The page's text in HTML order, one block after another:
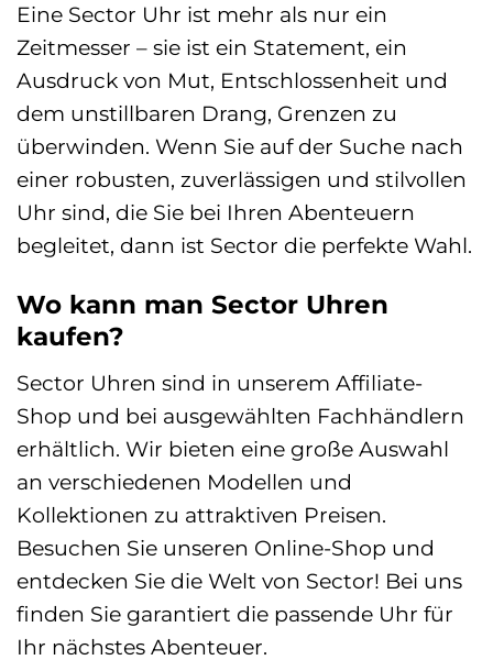
Eine Sector Uhr ist mehr als nur ein
Zeitmesser – sie ist ein Statement, ein
Ausdruck von Mut, Entschlossenheit und
dem unstillbaren Drang, Grenzen zu
überwinden. Wenn Sie auf der Suche nach
einer robusten, zuverlässigen und stilvollen
Uhr sind, die Sie bei Ihren Abenteuern
begleitet, dann ist Sector die perfekte Wahl.
Wo kann man Sector Uhren
kaufen?
Sector Uhren sind in unserem Affiliate-
Shop und bei ausgewählten Fachhändlern
erhältlich. Wir bieten eine große Auswahl
an verschiedenen Modellen und
Kollektionen zu attraktiven Preisen.
Besuchen Sie unseren Online-Shop und
entdecken Sie die Welt von Sector! Bei uns
finden Sie garantiert die passende Uhr für
Ihr nächstes Abenteuer.